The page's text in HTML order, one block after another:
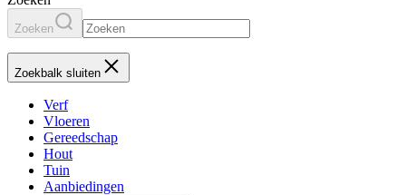
Zoeken
Zoekbalk sluiten
Verf
Vloeren
Gereedschap
Hout
Tuin
Aanbiedingen